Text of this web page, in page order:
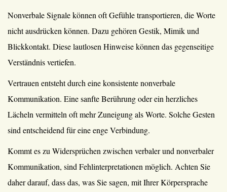
Nonverbale Signale können oft Gefühle transportieren, die Worte
nicht ausdrücken können. Dazu gehören Gestik, Mimik und
Blickkontakt. Diese lautlosen Hinweise können das gegenseitige
Verständnis vertiefen.
Vertrauen entsteht durch eine konsistente nonverbale
Kommunikation. Eine sanfte Berührung oder ein herzliches
Lächeln vermitteln oft mehr Zuneigung als Worte. Solche Gesten
sind entscheidend für eine enge Verbindung.
Kommt es zu Widersprüchen zwischen verbaler und nonverbaler
Kommunikation, sind Fehlinterpretationen möglich. Achten Sie
daher darauf, dass das, was Sie sagen, mit Ihrer Körpersprache